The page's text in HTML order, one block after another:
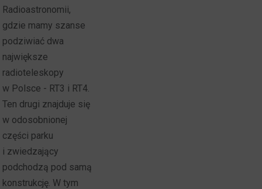
Radioastronomii,
gdzie mamy szanse
podziwiać dwa
największe
radioteleskopy
w Polsce - RT3 i RT4.
Ten drugi znajduje się
w odosobnionej
części parku
i zwiedzający
podchodzą pod samą
konstrukcję. W tym